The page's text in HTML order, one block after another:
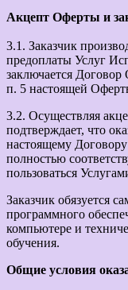
Акцепт Оферты и
3.1. Заказчик
предоплаты Услуг
заключается
п. 5 настоящей
3.2. Осуществляя
подтверждает, что
настоящему
полностью
пользоваться
Заказчик обязуется
программного
компьютере и
обучения.
Общие условия